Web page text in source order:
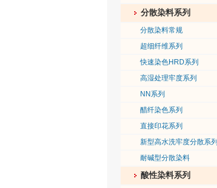
分散染料系列
分散染料常规
超细纤维系列
快速染色HRD系列
高湿处理牢度系列
NN系列
醋纤染色系列
直接印花系列
新型高水洗牢度分散系列
耐碱型分散染料
酸性染料系列